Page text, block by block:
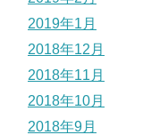
2019年1月
2018年12月
2018年11月
2018年10月
2018年9月